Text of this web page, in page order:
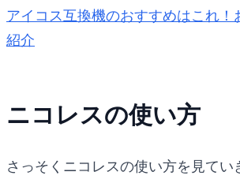
アイコス互換機のおすすめはこれ！
紹介
ニコレスの使い方
さっそくニコレスの使い方を見てい